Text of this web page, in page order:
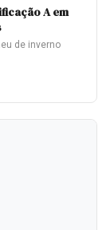
A em
de inverno